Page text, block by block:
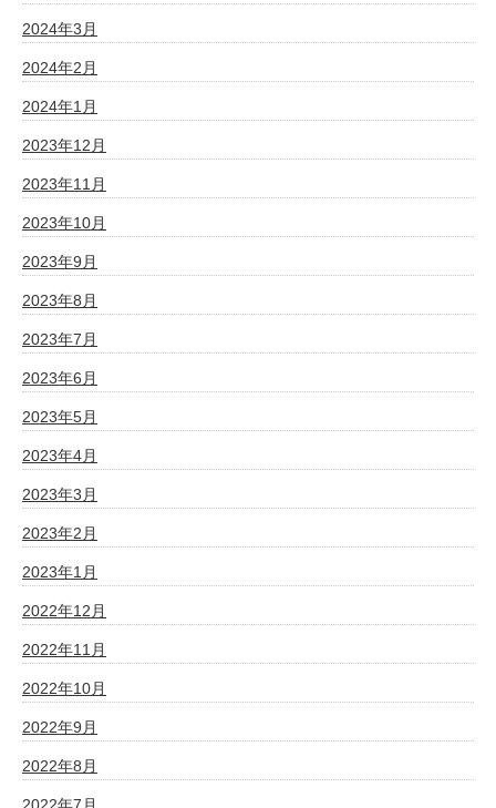
2024年3月
2024年2月
2024年1月
2023年12月
2023年11月
2023年10月
2023年9月
2023年8月
2023年7月
2023年6月
2023年5月
2023年4月
2023年3月
2023年2月
2023年1月
2022年12月
2022年11月
2022年10月
2022年9月
2022年8月
2022年7月